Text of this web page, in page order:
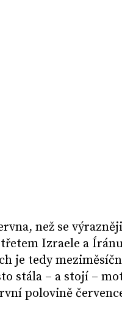
než se
Izraele a
je tedy
stála – a stojí –
polovině